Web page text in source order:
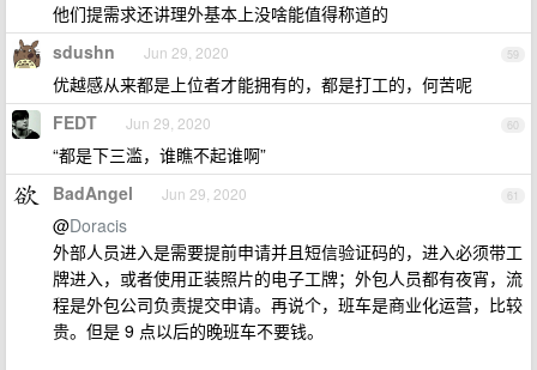
他们提需求还讲理外基本上没啥能值得称道的
59
sdushn Jun 29, 2020
优越感从来都是上位者才能拥有的，都是打工的，何苦呢
60
FEDT Jun 29, 2020
“都是下三滥，谁瞧不起谁啊”
61
BadAngel Jun 29, 2020
@Doracis
外部人员进入是需要提前申请并且短信验证码的，进入必须带工
牌进入，或者使用正装照片的电子工牌；外包人员都有夜宵，流
程是外包公司负责提交申请。再说个，班车是商业化运营，比较
贵。但是 9 点以后的晚班车不要钱。